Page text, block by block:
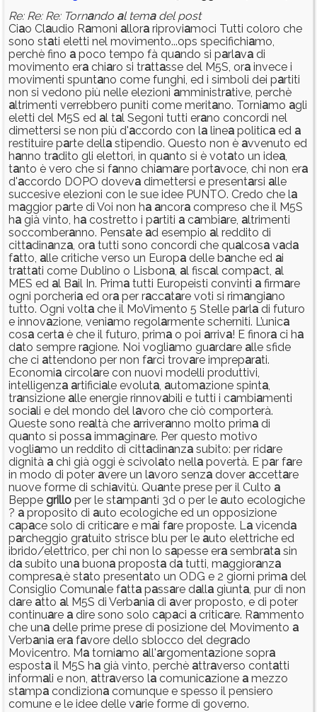
Re: Re: Re: Tornando al temadel post
Ciao Claudio Ramoni allora riproviamoci Tutti coloro che
sono stati eletti nel movimento...ops specifichiamo,
perchè fino a poco tempo fà quando si parlava di
movimento era chiaro si trattasse del M5S, ora invece i
movimenti spuntano come funghi, ed i simboli dei partiti
non si vedono più nelle elezioni amministrative, perchè
altrimenti verrebbero puniti come meritano. Torniamo agli
eletti del M5S ed al tal Segoni tutti erano concordi nel
dimettersi se non più d'accordo con la linea politica ed a
restituire parte della stipendio. Questo non è avvenuto ed
hanno tradito gli elettori, in quanto si è votato un idea,
tanto è vero che si fanno chiamare portavoce, chi non era
d'accordo DOPO doveva dimettersi e presentarsi alle
succesive elezioni con le sue idee PUNTO. Credo che la
maggior parte di Voi non ha ancora compreso che il M5S
ha già vinto, ha costretto i partiti a cambiare, altrimenti
soccomberanno. Pensate ad esempio al reddito di
cittadinanza, ora tutti sono concordi che qualcosa vada
fatto, alle critiche verso un Europa delle banche ed ai
trattati come Dublino o Lisbona, al fiscal compact, al
MES ed al Bail In. Prima tutti Europeisti convinti a firmare
ogni porcheria ed ora per raccatare voti si rimangiano
tutto. Ogni volta che il MoVimento 5 Stelle parla di futuro
e innovazione, veniamo regolarmente scherniti. L’unica
cosa certa è che il futuro, prima o poi arriva! E finora ci ha
dato sempre ragione. Noi vogliamo guardare alle sfide
che ci attendono per non farci trovare impreparati.
Economia circolare con nuovi modelli produttivi,
intelligenza artificiale evoluta, automazione spinta,
transizione alle energie rinnovabili e tutti i cambiamenti
sociali e del mondo del lavoro che ciò comporterà.
Queste sono realtà che arriveranno molto prima di
quanto si possa immaginare. Per questo motivo
vogliamo un reddito di cittadinanza subito: per ridare
dignità a chi già oggi è scivolato nella povertà. E par fare
in modo di poter avere un lavoro senza dover accettare
nuove forme di schiavitù. Quante prese per il Culto a
Beppe grillo per le stampanti 3d o per le auto ecologiche
? a proposito di auto ecologiche ed un opposizione
capace solo di criticare e mai fare proposte. La vicenda
parcheggio gratuito strisce blu per le auto elettriche ed
ibrido/elettrico, per chi non lo sapesse era sembrata sin
da subito una buona proposta da tutti, maggioranza
compresa,è stato presentato un ODG e 2 giorni prima del
Consiglio Comunale fatta passare dalla giunta, pur di non
dare atto al M5S di Verbania di aver proposto, e di poter
continuare a dire sono solo capaci a criticare. Rammento
che una delle prime prese di posizione del Movimento a
Verbania era favore dello sblocco del degrado
Movicentro. Ma torniamo all'argomentazione sopra
esposta il M5S ha già vinto, perchè attraverso contatti
informali e non, attraverso la comunicazione a mezzo
stampa condiziona comunque e spesso il pensiero
comune e le idee delle varie forme di governo.